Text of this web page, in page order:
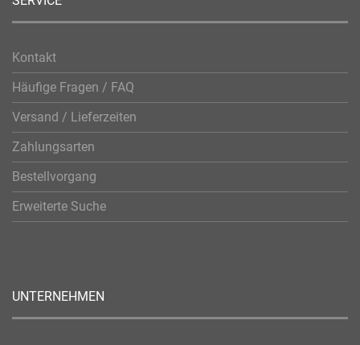
Kontakt
Häufige Fragen / FAQ
Versand / Lieferzeiten
Zahlungsarten
Bestellvorgang
Erweiterte Suche
UNTERNEHMEN